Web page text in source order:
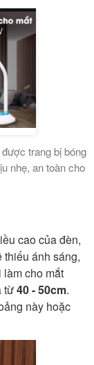
được trang bị bóng
nhẹ, an toàn cho
cao của đèn,
thiếu ánh sáng,
cho mắt
từ40 - 50cm.
này hoặc